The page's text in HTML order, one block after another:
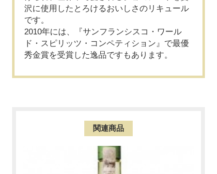
沢に使用したとろけるおいしさのリキュール
です。
2010年には、『サンフランシスコ・ワール
ド・スピリッツ・コンペティション』で最優
秀金賞を受賞した逸品ですもあります。
関連商品